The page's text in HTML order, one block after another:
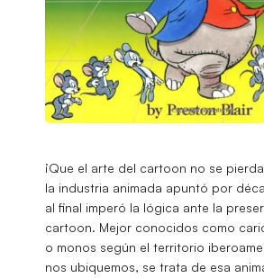
¡Que el arte del cartoon no se
la industria animada apuntó por
al final imperó la lógica ante la
cartoon. Mejor conocidos como
o monos según el territorio
nos ubiquemos, se trata de esa